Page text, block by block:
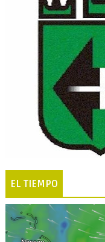
EL TIEMPO